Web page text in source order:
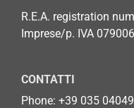
R.E.A. registration
Imprese/p. IVA
CONTATTI
Phone: +39 035